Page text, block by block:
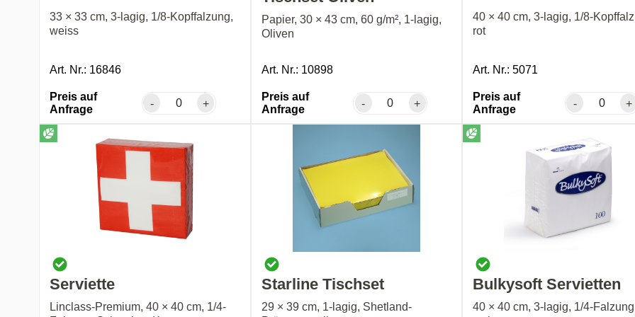
33 × 33 cm, 3-lagig, 1/8-Kopffalzung,
weiss
Art. Nr.: 16846
Preis auf
Anfrage
- +
Papier, 30 × 43 cm, 60 g/m², 1-lagig,
Oliven
Art. Nr.: 10898
Preis auf
Anfrage
- +
40 × 40 cm, 3-lagig, 1/8-
rot
Art. Nr.: 5071
Preis auf
Anfrage
- +
Serviette
Linclass-Premium, 40 × 40 cm, 1/4-
Starline Tischset
29 × 39 cm, 1-lagig, Shetland-
Bulkysoft Servietten
40 × 40 cm, 3-lagig, 1/4-